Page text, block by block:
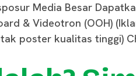
Media Besar
& Videotron (OOH)
poster kualitas